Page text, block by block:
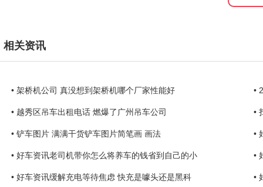
相关资讯
• 架桥机公司 真没想到架桥机哪个厂家性能好 •
• 越秀区吊车出租电话 燃爆了广州吊车公司 •
• 铲车图片 满满干货铲车图片简笔画 画法 •
• 好车资讯老司机带你怎么将养车的钱省到自己的小 •
• 好车资讯缓解充电等待焦虑 快充是噱头还是黑科 •